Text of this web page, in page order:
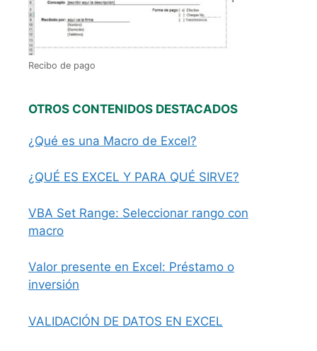
Recibo de pago
OTROS CONTENIDOS DESTACADOS
¿Qué es una Macro de Excel?
¿QUÉ ES EXCEL Y PARA QUÉ SIRVE?
VBA Set Range: Seleccionar rango con
macro
Valor presente en Excel: Préstamo o
inversión
VALIDACIÓN DE DATOS EN EXCEL